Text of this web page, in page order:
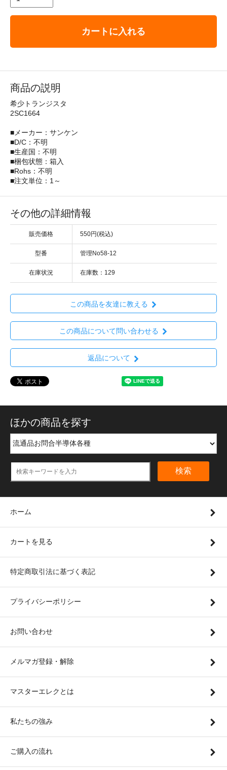
カートに入れる
商品の説明
希少トランジスタ
2SC1664
■メーカー：サンケン
■D/C：不明
■生産国：不明
■梱包状態：箱入
■Rohs：不明
■注文単位：1～
その他の詳細情報
販売価格 550円(税込)
型番 管理No58-12
在庫状況 在庫数：129
この商品を友達に教える
この商品について問い合わせる
返品について
ほかの商品を探す
検索
ホーム
カートを見る
特定商取引法に基づく表記
プライバシーポリシー
お問い合わせ
メルマガ登録・解除
マスターエレクとは
私たちの強み
ご購入の流れ